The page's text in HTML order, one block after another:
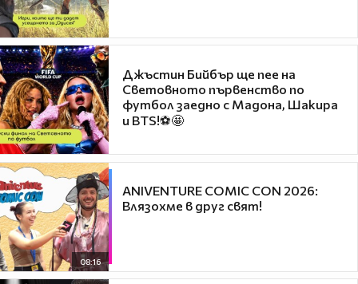
Джъстин Бийбър ще пее на
Световното първенство по
футбол заедно с Мадона, Шакира
и BTS!⚽🤩
08:16
ANIVENTURE COMIC CON 2026:
Влязохме в друг свят!